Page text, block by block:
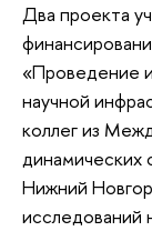
Два проекта
«Проведение
научной
коллег из
Нижний
исследований